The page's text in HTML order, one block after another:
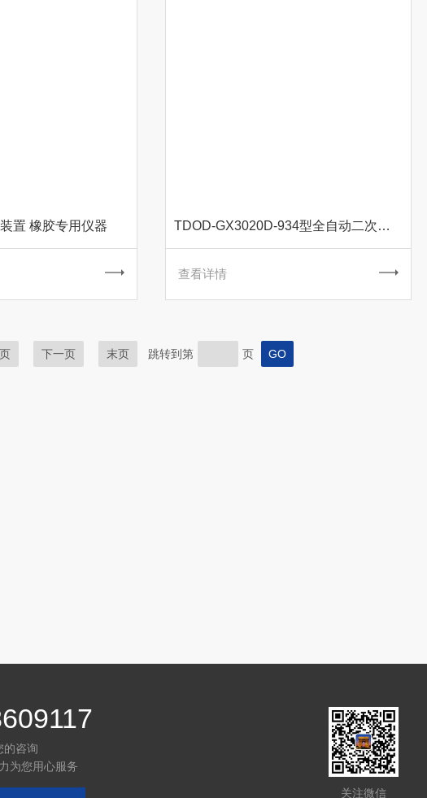
置 橡胶专用仪器 TDOD-GX3020D-934型全自动二次元测量仪 专用仪器
查看详情
下一页 末页 跳转到第 页
的咨询
为您用心服务
关注微信